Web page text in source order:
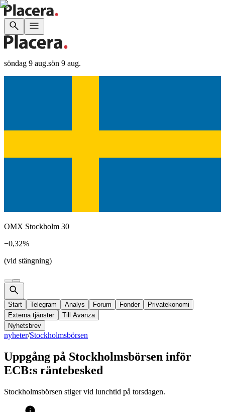
söndag 9 aug.sön 9 aug.
OMX Stockholm 30
−0,32%
(vid stängning)
Start Telegram Analys Forum Fonder
Privatekonomi
Externa tjänster
Till Avanza
Nyhetsbrev
nyheter/Stockholmsbörsen
Uppgång på Stockholmsbörsen inför
ECB:s räntebesked
Stockholmsbörsen stiger vid lunchtid på torsdagen.